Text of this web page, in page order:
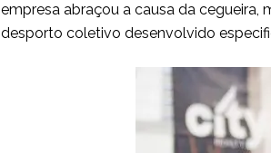
empresa abraçou a causa da
desporto coletivo desenvolvido